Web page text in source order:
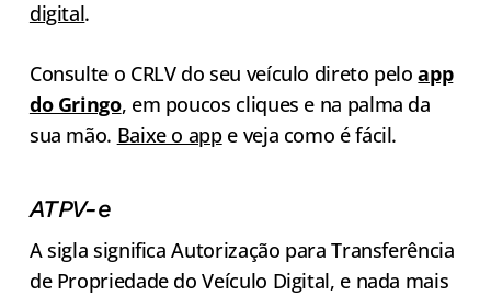
digital.
Consulte o CRLV do seu veículo direto peloapp
do Gringo, em poucos cliques e na palma da
sua mão. Baixe o appe veja como é fácil.
ATPV-e
A sigla significa Autorização para Transferência
de Propriedade do Veículo Digital, e nada mais